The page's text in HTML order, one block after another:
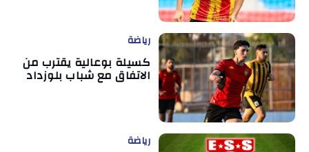
رياضة
كسيلة بوعالية يقترب من
الاتفاق مع شباب بلوزداد
رياضة